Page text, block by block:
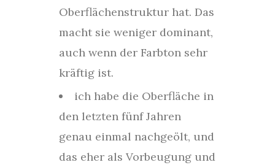
Oberflächenstruktur hat. Das
macht sie weniger dominant,
auch wenn der Farbton sehr
kräftig ist.
ich habe die Oberfläche in
den letzten fünf Jahren
genau einmal nachgeölt, und
das eher als Vorbeugung und